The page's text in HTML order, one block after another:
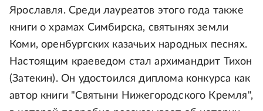
Ярославля. Среди лауреатов этого года также
книги о храмах Симбирска, святынях земли
Коми, оренбургских казачьих народных песнях.
Настоящим краеведом стал архимандрит Тихон
(Затекин). Он удостоился диплома конкурса как
автор книги "Святыни Нижегородского Кремля",